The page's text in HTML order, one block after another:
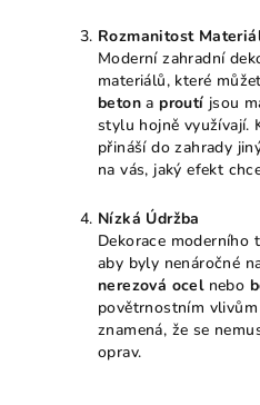
Rozmanitost
Moderní zahradní
materiálů, které
beton a proutí jsou
stylu hojně využívají.
přináší do zahrady
na vás, jaký efekt
Nízká Údržba
Dekorace moderního
aby byly nenáročné
nerezová ocelnebo
povětrnostním
znamená, že se
oprav.